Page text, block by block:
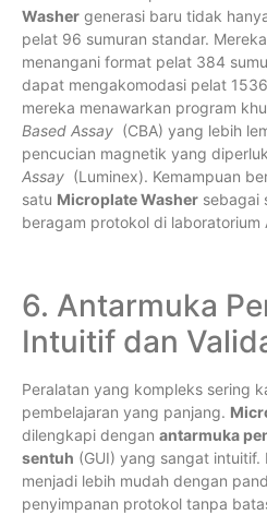
Washer generasi baru tidak
pelat 96 sumuran standar.
menangani format pelat 384
dapat mengakomodasi pelat
mereka menawarkan program
Based Assay (CBA) yang lebih
pencucian magnetik yang
Assay (Luminex). Kemampuan
satu Microplate Washer sebagai
beragam protokol di laboratorium
6. Antarmuka
Intuitif dan
Peralatan yang kompleks sering
pembelajaran yang panjang.
dilengkapi dengan antarmuka
sentuh (GUI) yang sangat
menjadi lebih mudah dengan
penyimpanan protokol tanpa